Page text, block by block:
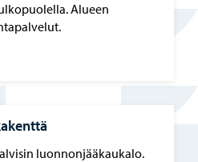
Alueen
luonnonjääkaukalo.